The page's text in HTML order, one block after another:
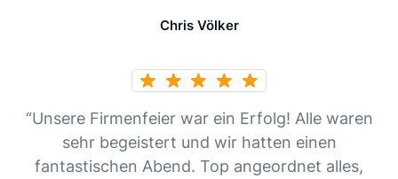
Chris Völker
“Unsere Firmenfeier war ein Erfolg! Alle waren
sehr begeistert und wir hatten einen
fantastischen Abend. Top angeordnet alles,